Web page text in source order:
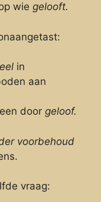
wie gelooft.
in
aan
door geloof.
voorbehoud
vraag: